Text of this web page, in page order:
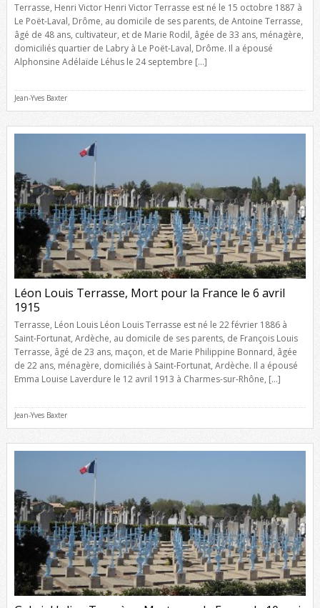
Terrasse, Henri Victor Henri Victor Terrasse est né le 15 octobre 1887 à
Le Poët-Laval, Drôme, au domicile de ses parents, de Antoine Terrasse,
âgé de 48 ans, cultivateur, et de Marie Rodil, âgée de 33 ans, ménagère,
domiciliés quartier de Labry à Le Poët-Laval, Drôme. Il a épousé
Alphonsine Adélaïde Léhus le 24 septembre […]
Jean-Yves Baxter
Léon Louis Terrasse, Mort pour la France le 6 avril
1915
Terrasse, Léon Louis Léon Louis Terrasse est né le 22 février 1886 à
Saint-Fortunat, Ardèche, au domicile de ses parents, de François Louis
Terrasse, âgé de 23 ans, maçon, et de Marie Philippine Bonnard, âgée
de 22 ans, ménagère, domiciliés à Saint-Fortunat, Ardèche. Il a épousé
Emma Louise Laverdure le 12 avril 1913 à Charmes-sur-Rhône, […]
Jean-Yves Baxter